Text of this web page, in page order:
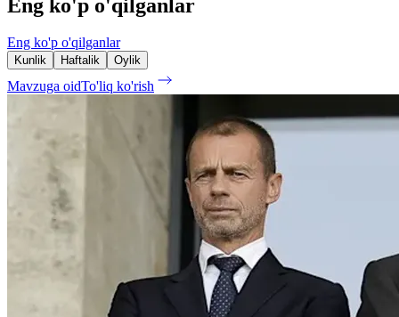
Eng ko'p o'qilganlar
Eng ko'p o'qilganlar
Kunlik Haftalik Oylik
Mavzuga oidTo'liq ko'rish